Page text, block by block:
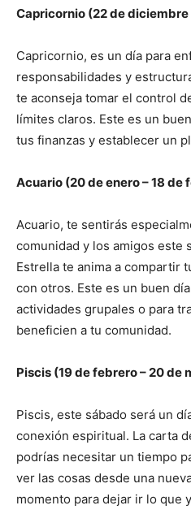
Capricornio (22 de diciembre
Capricornio, es un día para
responsabilidades y
te aconseja tomar el control
límites claros. Este es un
tus finanzas y establecer un
Acuario (20 de enero – 18 de
Acuario, te sentirás
comunidad y los amigos este
Estrella te anima a compartir
con otros. Este es un buen
actividades grupales o para
beneficien a tu comunidad.
Piscis (19 de febrero – 20 de
Piscis, este sábado será un
conexión espiritual. La carta
podrías necesitar un tiempo
ver las cosas desde una
momento para dejar ir lo que